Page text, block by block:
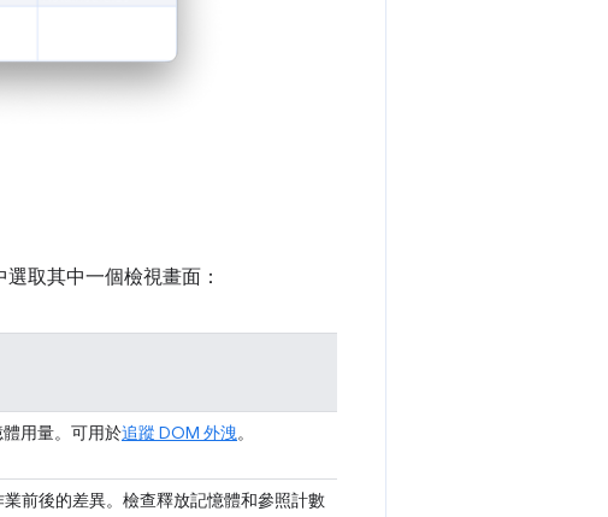
取其中一個檢視畫面：
用量。可用於追蹤 DOM 外洩。
前後的差異。檢查釋放記憶體和參照計數